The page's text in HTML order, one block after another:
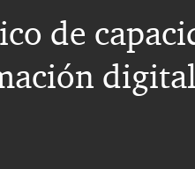
de
digital